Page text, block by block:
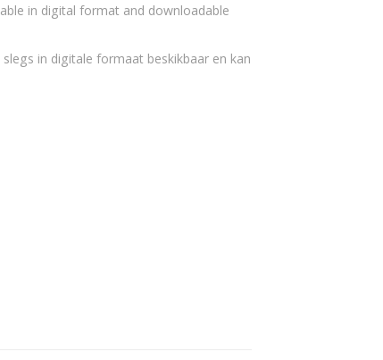
in digital format and downloadable
slegs in digitale formaat beskikbaar en kan